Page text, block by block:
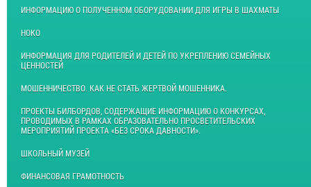
ИНФОРМАЦИЮ О ПОЛУЧЕННОМ ОБОРУДОВАНИИ ДЛЯ ИГРЫ В ШАХМАТЫ
НОКО
ИНФОРМАЦИЯ ДЛЯ РОДИТЕЛЕЙ И ДЕТЕЙ ПО УКРЕПЛЕНИЮ СЕМЕЙНЫХ
ЦЕННОСТЕЙ
МОШЕННИЧЕСТВО. КАК НЕ СТАТЬ ЖЕРТВОЙ МОШЕННИКА.
ПРОЕКТЫ БИЛБОРДОВ, СОДЕРЖАЩИЕ ИНФОРМАЦИЮ О КОНКУРСАХ,
ПРОВОДИМЫХ В РАМКАХ ОБРАЗОВАТЕЛЬНО ПРОСВЕТИТЕЛЬСКИХ
МЕРОПРИЯТИЙ ПРОЕКТА «БЕЗ СРОКА ДАВНОСТИ».
ШКОЛЬНЫЙ МУЗЕЙ
ФИНАНСОВАЯ ГРАМОТНОСТЬ